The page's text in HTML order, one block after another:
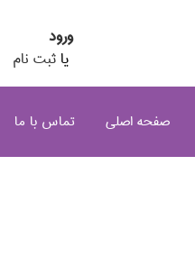
ورود
یا ثبت نام
صفحه اصلی تماس با ما